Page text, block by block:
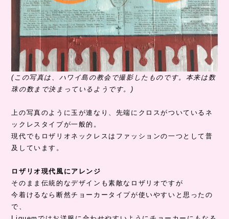
(この写真は、ハワイ島の教会で撮影したものです。本来は数
珠の数まで決まっているようです。)
上の写真のように玉が連なり、先端にクロスがついているネ
ックレスタイプが一般的。
現代でもロザリオネックレスはファッションの一つとして普
及しています。
ロザリオ現代風にアレンジ
そのまま伝統的なデザインも素敵なロザリオですが
今着けるなら断然チョーカータイプが使いやすいと思ったの
で、